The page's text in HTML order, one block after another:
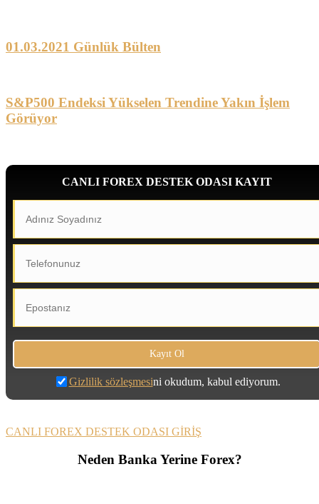
01.03.2021 Günlük Bülten
S&P500 Endeksi Yükselen Trendine Yakın İşlem
Görüyor
CANLI FOREX DESTEK ODASI KAYIT
Gizlilik sözleşmesini okudum, kabul ediyorum.
CANLI FOREX DESTEK ODASI GİRİŞ
Neden Banka Yerine Forex?